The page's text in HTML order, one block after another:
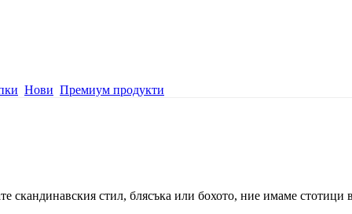
Нови Премиум продукти
скандинавския стил, блясъка или бохото, ние имаме стотици